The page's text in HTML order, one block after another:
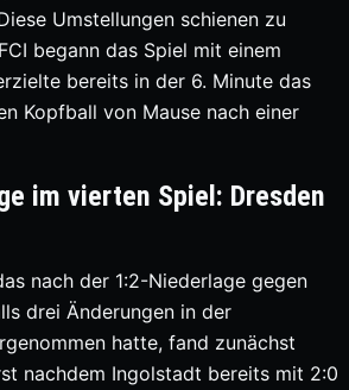
Umstellungen schienen zu
begann das Spiel mit einem
bereits in der 6. Minute das
Kopfball von Mause nach einer
im vierten Spiel: Dresden
nach der 1:2-Niederlage gegen
drei Änderungen in der
hatte, fand zunächst
nachdem Ingolstadt bereits mit 2:0